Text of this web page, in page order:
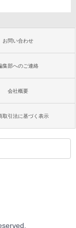
お問い合わせ
集部へのご連絡
会社概要
取引法に基づく表示